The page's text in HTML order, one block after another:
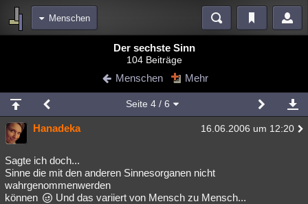
Menschen
Blogs Videos
Chat Wiki Neuigkeiten
meine Rubriken
Menschen Wissenschaft Mystery Kriminalfälle
Spiritualität
Natur Umfragen
Der sechste Sinn
104 Beiträge
Menschen Mehr
Seite 4/ 6
Hanadeka 16.06.2006 um 12:20
Sagte ich doch...
Sinne die mit den anderen Sinnesorganen nicht
wahrgenommenwerden
können
Und das variiert von Mensch zu Mensch...